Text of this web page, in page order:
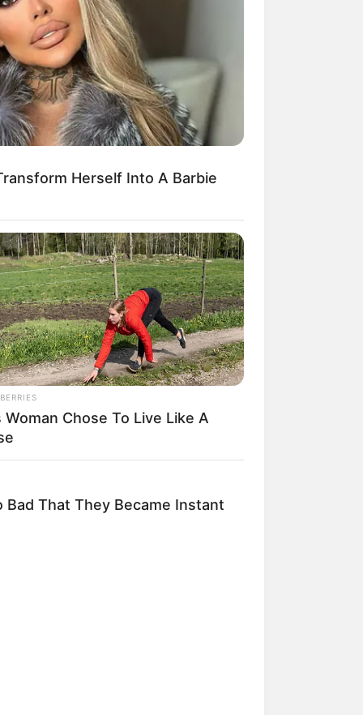
Lucu Seputar Malam
ala Jomblo yang Bikin
Kanopi Tempat
Serasa Beristirahat di
Raja
Lebih Modern, 7 Potret
Renovasi Rumah Berusia
Herself Into A Barbie
Woman Chose To Live Like A
Bad That They Became Instant